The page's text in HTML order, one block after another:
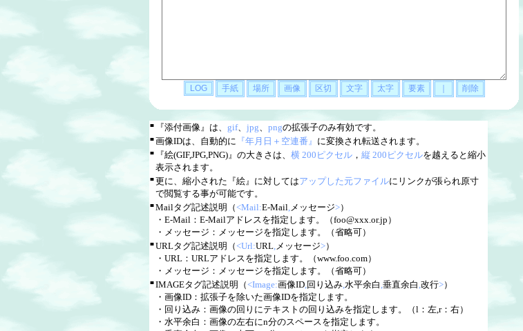
■ 『添付画像』は、 gif、 jpg、 pngの拡張子のみ有効です。
■画像IDは、自動的に 『年月日＋空連番』 に変換され転送されます。
■ 『絵(GIF,JPG,PNG)』の大きさは、 横 200ピクセル ， 縦 200ピクセルを越えると縮小
表示されます。
■更に、縮小された『絵』に対してはアップした元ファイルにリンクが張られ原寸
で閲覧する事が可能です。
■Mailタグ記述説明（<Mail:E-Mail,メッセージ>）
・E-Mail：E-Mailアドレスを指定します。（foo@xxx.or.jp）
・メッセージ：メッセージを指定します。（省略可）
■URLタグ記述説明（<Url:URL,メッセージ>）
・URL：URLアドレスを指定します。（www.foo.com）
・メッセージ：メッセージを指定します。（省略可）
■IMAGEタグ記述説明（<Image:画像ID,回り込み,水平余白 ,垂直余白 ,改行>）
・画像ID：拡張子を除いた画像IDを指定します。
・回り込み：画像の回りにテキストの回り込みを指定します。（l：左,r：右）
・水平余白：画像の左右にn分のスペースを指定します。